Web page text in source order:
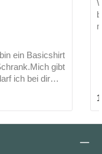
ein Basicshirt
gibt
ich bei dir